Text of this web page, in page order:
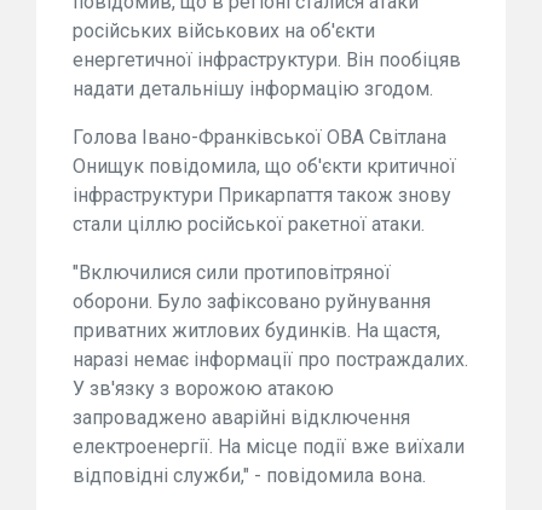
російських військових на об'єкти
енергетичної інфраструктури. Він пообіцяв
надати детальнішу інформацію згодом.
Голова Івано-Франківської ОВА Світлана
Онищук повідомила, що об'єкти критичної
інфраструктури Прикарпаття також знову
стали ціллю російської ракетної атаки.
"Включилися сили протиповітряної
оборони. Було зафіксовано руйнування
приватних житлових будинків. На щастя,
наразі немає інформації про постраждалих.
У зв'язку з ворожою атакою
запроваджено аварійні відключення
електроенергії. На місце події вже виїхали
відповідні служби," - повідомила вона.